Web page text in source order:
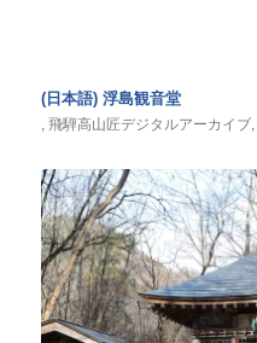
(日本語) 浮島観音堂
, 飛騨高山匠デジタルアーカイブ,